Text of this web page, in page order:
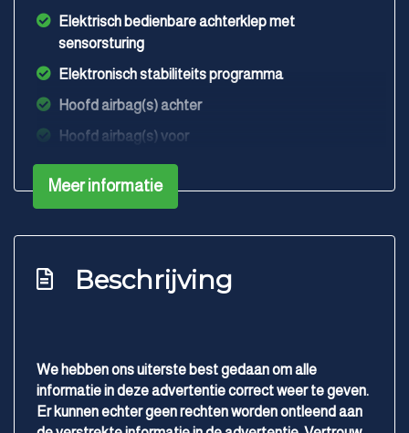
Elektrisch bedienbare achterklep met
sensorsturing
Elektronisch stabiliteits programma
Hoofd airbag(s) achter
Hoofd airbag(s) voor
Keyless start
Passagiersairbag
Volledig digitaal instrumentenpaneel
Zij airbag(s) voor
Meer informatie
Beschrijving
We hebben ons uiterste best gedaan om alle
informatie in deze advertentie correct weer te geven.
Er kunnen echter geen rechten worden ontleend aan